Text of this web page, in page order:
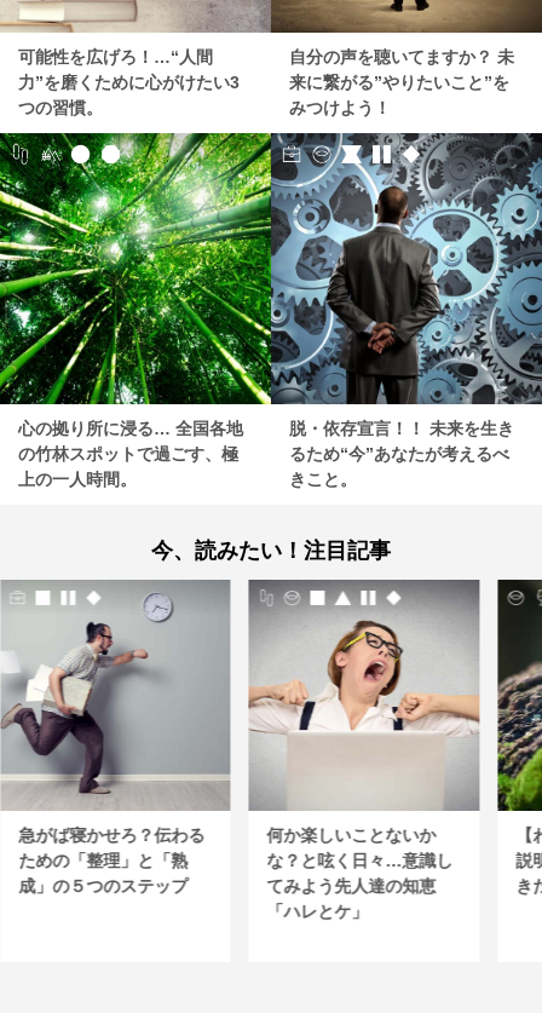
可能性を広げろ！…“人間
力”を磨くために心がけたい3
つの習慣。
自分の声を聴いてますか？ 未
来に繋がる”やりたいこと”を
みつけよう！
心の拠り所に浸る… 全国各地
の竹林スポットで過ごす、極
上の一人時間。
脱・依存宣言！！ 未来を生き
るため“今”あなたが考えるべ
きこと。
今、読みたい！注目記事
急がば寝かせろ？伝わる
ための「整理」と「熟
成」の５つのステップ
何か楽しいことないか
な？と呟く日々…意識し
てみよう先人達の知恵
「ハレとケ」
説
き